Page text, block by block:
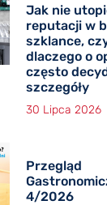
Jak nie
reputacji w
szklance,
dlaczego o
często
szczegóły
30 Lipca 2026
Przegląd
4/2026